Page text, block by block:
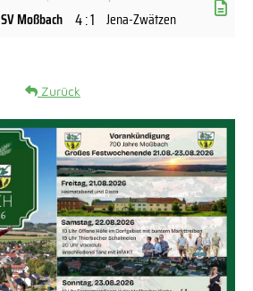
SV Moßbach 4 : 1 Jena-Zwätzen
Zurück